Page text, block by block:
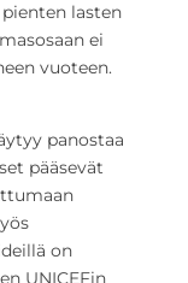
lasten
ei
vuoteen.
panostaa
pääsevät
on
UNICEFin